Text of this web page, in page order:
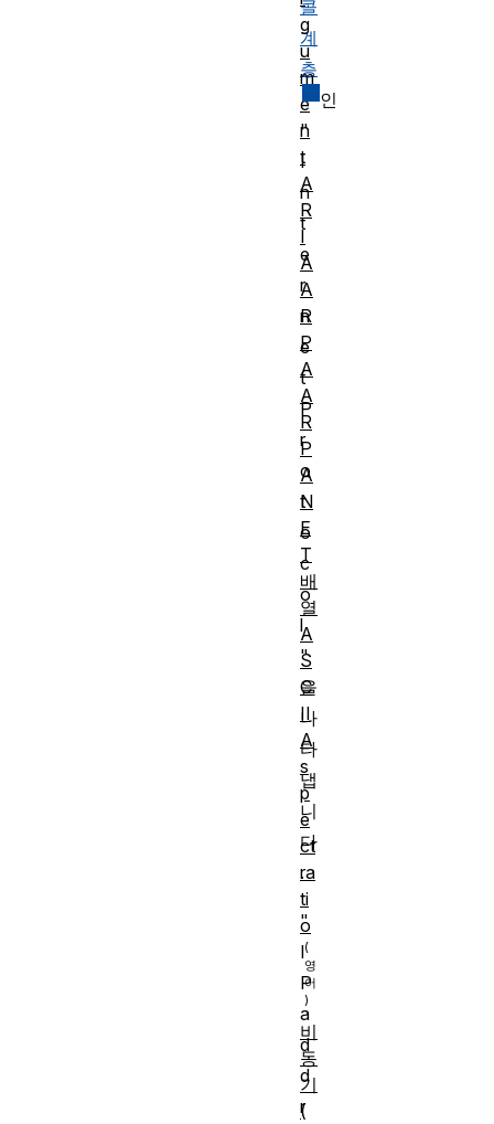
콜
계
층
인
"
I
n
t
e
r
n
e
t
P
r
o
t
o
c
o
l
"
을
나
타
냅
니
다
.
"
I
P
a
d
d
r
g
u
m
e
n
t
A
R
I
A
A
R
P
A
A
R
P
A
N
E
T
배
열
A
S
C
II
A
s
p
e
ct
ra
ti
o
비
동
기
(